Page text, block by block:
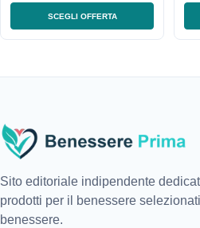
SCEGLI OFFERTA
Sito editoriale indipendente
prodotti per il benessere
benessere.